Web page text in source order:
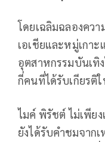
โดยเฉลิมฉลองควา
เอเชียและหมู่เกา
อุตสาหกรรมบันเทิ
กี่คนที่ได้รับเกียรติ
ไมค์ พิรัชต์ ไม่เพีย
ยังได้รับคำชมจาก